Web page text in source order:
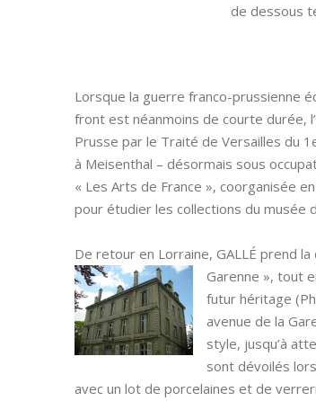
de dessous
Lorsque la guerre franco-prussienne
front est néanmoins de courte durée,
Prusse par le Traité de Versailles du
à Meisenthal – désormais sous
« Les Arts de France », coorganisée
pour étudier les collections du musée
De retour en Lorraine, GALLÉ prend
Garenne », tout
futur héritage
avenue de la
style, jusqu’à
sont dévoilés
avec un lot de porcelaines et de